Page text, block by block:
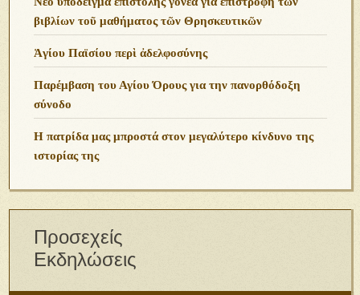
βιβλίων τοῦ μαθήματος τῶν Θρησκευτικῶν
Ἁγίου Παϊσίου περὶ ἀδελφοσύνης
Παρέμβαση του Αγίου Όρους για την πανορθόδοξη
σύνοδο
Η πατρίδα μας μπροστά στον μεγαλύτερο κίνδυνο της
ιστορίας της
Προσεχείς
Εκδηλώσεις